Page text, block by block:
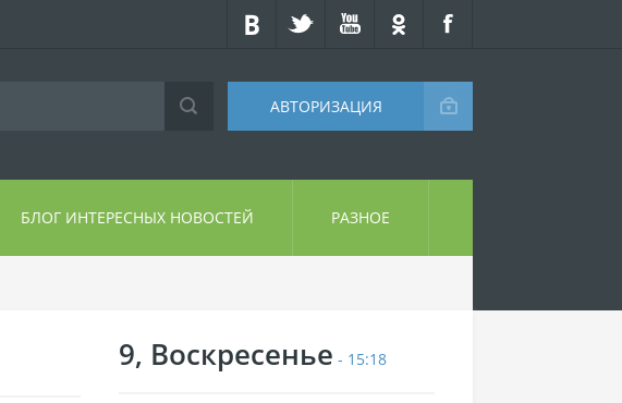
АВТОРИЗАЦИЯ
БЛОГ ИНТЕРЕСНЫХ НОВОСТЕЙ РАЗНОЕ
9, Воскресенье - 15:18